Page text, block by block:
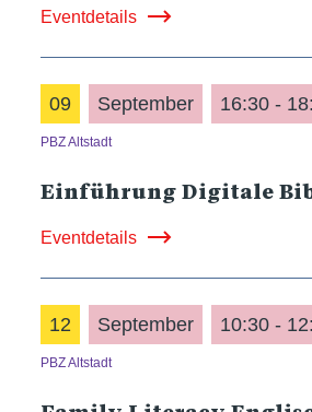
Eventdetails
09 September 16:30 -
PBZ Altstadt
Einführung Digitale
Eventdetails
12 September 10:30 -
PBZ Altstadt